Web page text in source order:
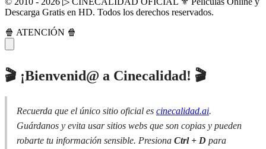
Descarga Gratis en HD. Todos los derechos reservados.
🍿 ATENCIÓN 🍿
🎬 ¡Bienvenid@ a Cinecalidad! 🎬
Recuerda que el único sitio oficial es cinecalidad.ai.
Guárdanos y evita usar sitios webs que son copias y pueden
robarte tu información sensible. Presiona Ctrl + D para